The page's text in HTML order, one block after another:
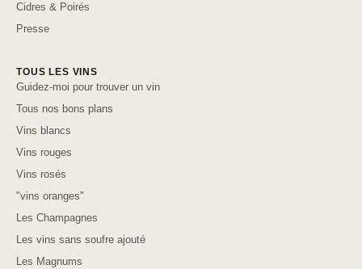
Cidres & Poirés
Presse
TOUS LES VINS
Guidez-moi pour trouver un vin
Tous nos bons plans
Vins blancs
Vins rouges
Vins rosés
"vins oranges"
Les Champagnes
Les vins sans soufre ajouté
Les Magnums